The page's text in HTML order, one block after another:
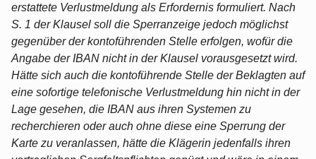
erstattete Verlustmeldung als Erfordernis formuliert. Nach
S. 1 der Klausel soll die Sperranzeige jedoch möglichst
gegenüber der kontoführenden Stelle erfolgen, wofür die
Angabe der IBAN nicht in der Klausel vorausgesetzt wird.
Hätte sich auch die kontoführende Stelle der Beklagten auf
eine sofortige telefonische Verlustmeldung hin nicht in der
Lage gesehen, die IBAN aus ihren Systemen zu
recherchieren oder auch ohne diese eine Sperrung der
Karte zu veranlassen, hätte die Klägerin jedenfalls ihren